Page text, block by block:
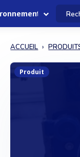
ACCUEIL
Produit